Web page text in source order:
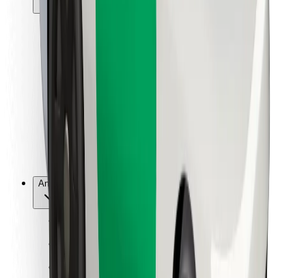
For passasjerer
For leveringsbud
Bolt Food
For flåteeiere
For restauranter
Annet
Vilkår og betingelser